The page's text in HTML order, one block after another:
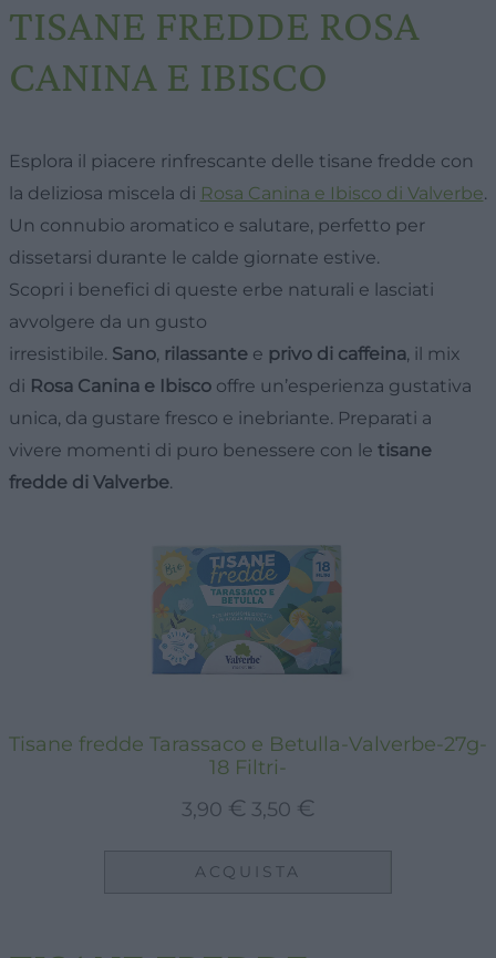
TISANE FREDDE ROSA
CANINA E IBISCO
Esplora il piacere rinfrescante delle tisane fredde con
la deliziosa miscela di Rosa Canina e Ibisco di Valverbe.
Un connubio aromatico e salutare, perfetto per
dissetarsi durante le calde giornate estive.
Scopri i benefici di queste erbe naturali e lasciati
avvolgere da un gusto
irresistibile. Sano, rilassantee privo di caffeina, il mix
di Rosa Canina e Ibiscooffre un’esperienza gustativa
unica, da gustare fresco e inebriante. Preparati a
vivere momenti di puro benessere con le tisane
fredde di Valverbe.
Tisane fredde Tarassaco e Betulla-Valverbe-27g-
18 Filtri-
3,90 € Il
originale
3,50 €
ACQUISTA